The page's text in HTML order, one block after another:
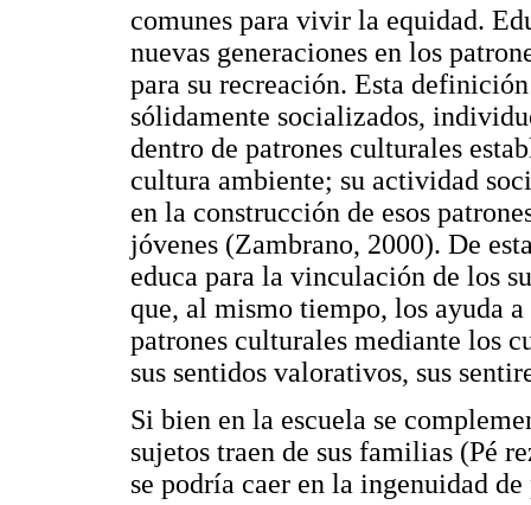
comunes para vivir la equidad.
nuevas generaciones en los
para su recreación. Esta
sólidamente socializados,
dentro de patrones culturales
cultura ambiente; su actividad
en la construcción de esos
jóvenes (Zambrano, 2000). De
educa para la vinculación de los
que, al mismo tiempo, los ayuda
patrones culturales mediante los
sus sentidos valorativos, sus
Si bien en la escuela se
sujetos traen de sus familias (Pé
se podría caer en la ingenuidad